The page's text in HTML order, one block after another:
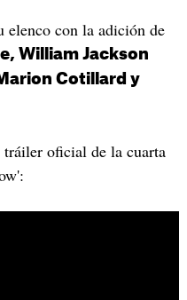
elenco con la adición de
William Jackson
Cotillard y
oficial de la cuarta